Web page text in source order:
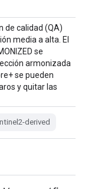
de calidad (QA)
media a alta. El
se
armonizada
se pueden
y quitar las
derived